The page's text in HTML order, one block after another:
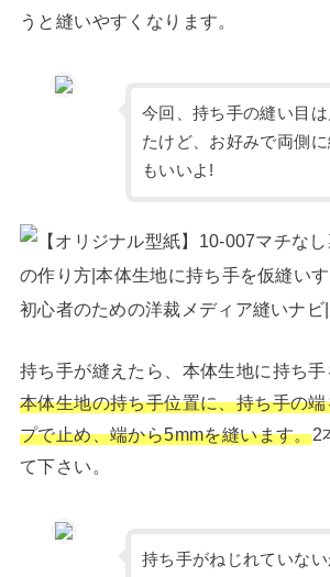
うと縫いやすくなります。
今回、持ち手の縫い目
たけど、お好みで両側
もいいよ!
持ち手が縫えたら、本体生地に持ち手
本体生地の持ち手位置に、持ち手の
プで止め、端から5mmを縫います。2
て下さい。
持ち手がねじれていな